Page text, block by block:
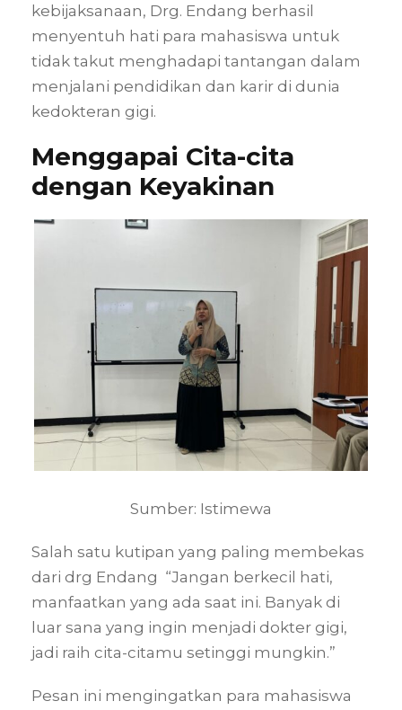
kebijaksanaan, Drg. Endang berhasil
menyentuh hati para mahasiswa untuk
tidak takut menghadapi tantangan dalam
menjalani pendidikan dan karir di dunia
kedokteran gigi.
Menggapai Cita-cita
dengan Keyakinan
Sumber: Istimewa
Salah satu kutipan yang paling membekas
dari drg Endang “Jangan berkecil hati,
manfaatkan yang ada saat ini. Banyak di
luar sana yang ingin menjadi dokter gigi,
jadi raih cita-citamu setinggi mungkin.”
Pesan ini mengingatkan para mahasiswa